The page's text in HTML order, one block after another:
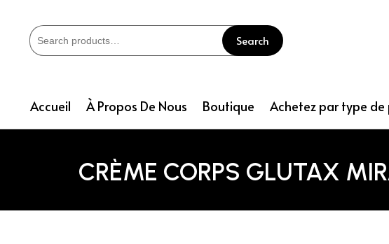
Search
Accueil À Propos De Nous Boutique Achetez par type de
CRÈME CORPS GLUTAX